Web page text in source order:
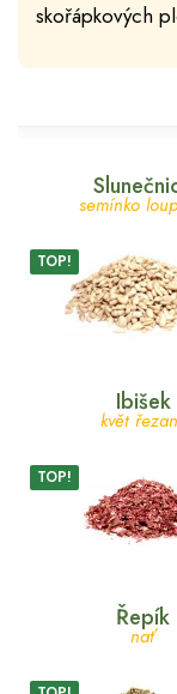
skořápkových
semínko
TOP!
Ibišek
květ
TOP!
Řepík
nať